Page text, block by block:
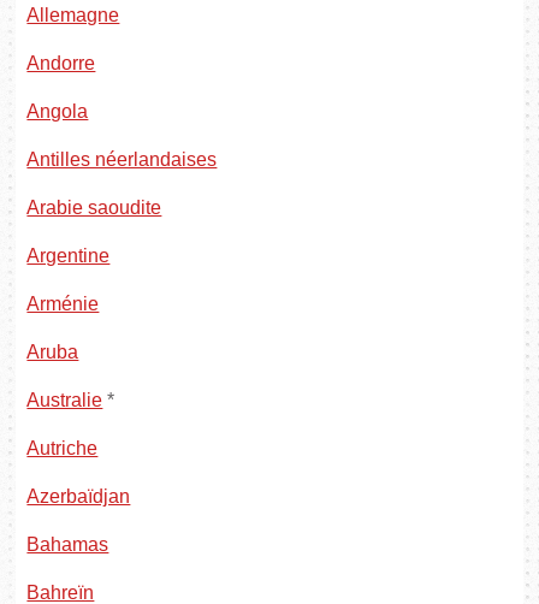
Allemagne
Andorre
Angola
Antilles néerlandaises
Arabie saoudite
Argentine
Arménie
Aruba
Australie *
Autriche
Azerbaïdjan
Bahamas
Bahreïn